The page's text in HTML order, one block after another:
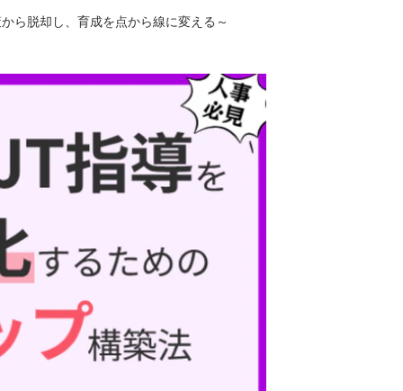
ら脱却し、育成を点から線に変える～